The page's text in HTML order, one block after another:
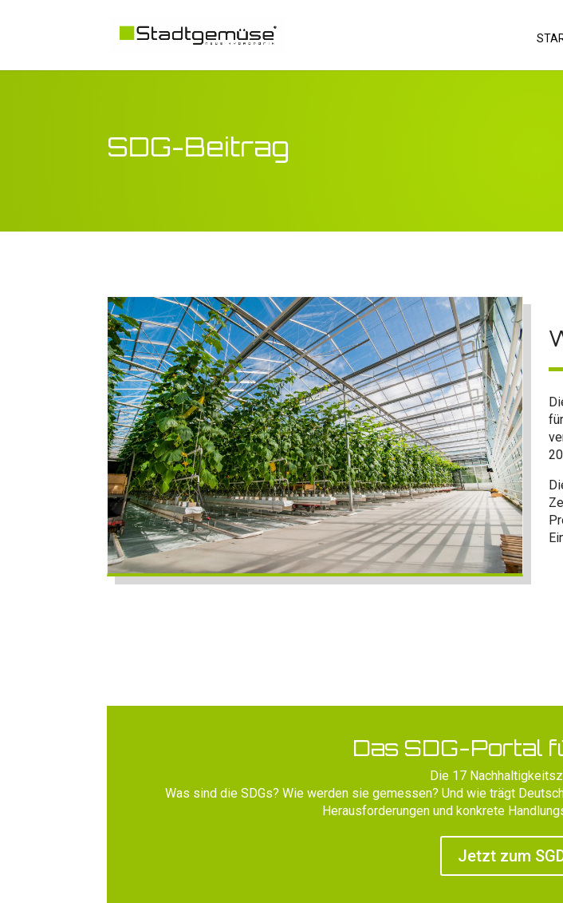
SDG-Beitrag
Das SDG-Portal
Die 17
Was sind die SDGs? Wie werden sie gemessen? Und wie trägt
Herausforderungen und konkrete
Jetzt zum